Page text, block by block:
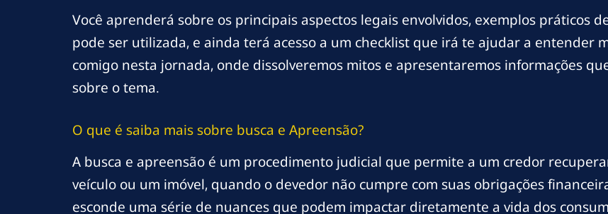
Você aprenderá sobre os principais aspectos legais envolvidos, exemplos práticos
pode ser utilizada, e ainda terá acesso a um checklist que irá te ajudar a entender
comigo nesta jornada, onde dissolveremos mitos e apresentaremos informações
sobre o tema.
O que é saiba mais sobre busca e Apreensão?
A busca e apreensão é um procedimento judicial que permite a um credor
veículo ou um imóvel, quando o devedor não cumpre com suas obrigações
esconde uma série de nuances que podem impactar diretamente a vida dos